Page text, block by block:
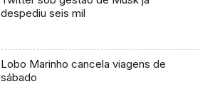
despediu seis mil
Lobo Marinho cancela viagens de
sábado